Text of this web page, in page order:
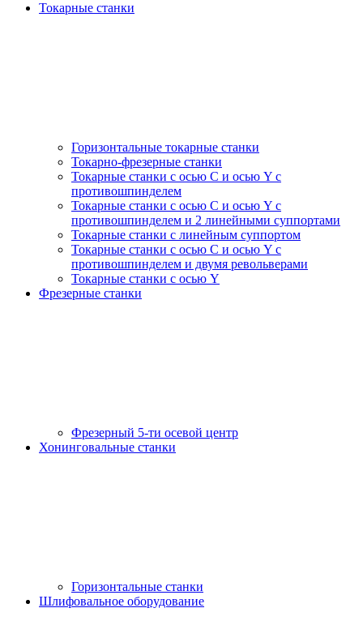
Токарные станки
Горизонтальные токарные станки
Токарно-фрезерные станки
Токарные станки c осью C и осью Y с
противошпинделем
Токарные станки c осью C и осью Y с
противошпинделем и 2 линейными суппортами
Токарные станки с линейным суппортом
Токарные станки с осью C и осью Y с
противошпинделем и двумя револьверами
Токарные станки с осью Y
Фрезерные станки
Фрезерный 5-ти осевой центр
Хонинговальные станки
Горизонтальные станки
Шлифовальное оборудование